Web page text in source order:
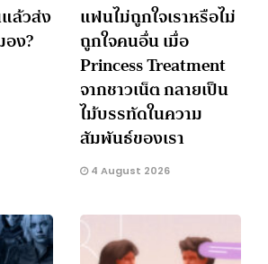
ล้วส่ง
ง?
แฟนไม่ถูกใจเราหรือไม่
ถูกใจคนอื่น เมื่อ
Princess Treatment
จากชาวเน็ต กลายเป็น
ไม้บรรทัดในความ
สัมพันธ์ของเรา
4 August 2026